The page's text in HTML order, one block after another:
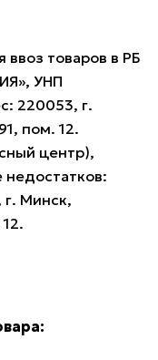
товаров в РБ
УНП
220053, г.
пом. 12.
центр),
недостатков:
Минск,